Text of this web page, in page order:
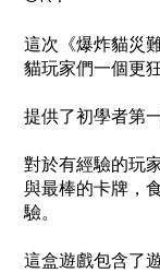
這次《爆炸貓災
貓玩家們一個更
提供了初學者第
對於有經驗的玩
與最棒的卡牌，
驗。
這盒遊戲包含了